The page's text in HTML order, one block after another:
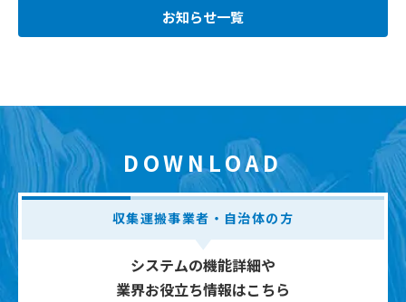
お知らせ一覧
DOWNLOAD
収集運搬事業者・自治体の方
システムの機能詳細や
業界お役立ち情報はこちら